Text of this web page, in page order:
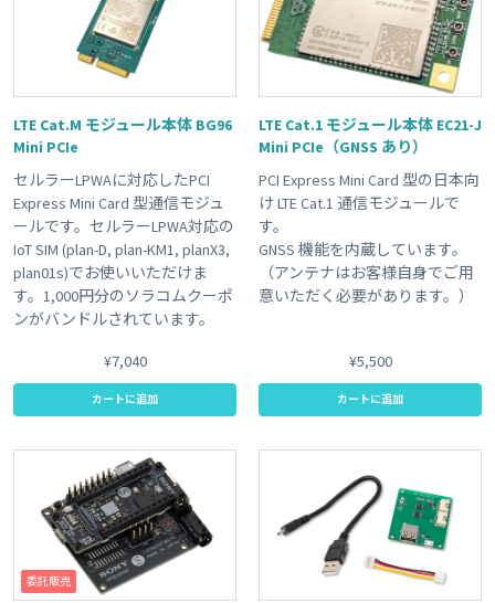
LTE Cat.M モジュール本体 BG96
Mini PCIe
セルラーLPWAに対応したPCI
Express Mini Card 型通信モジュ
ールです。セルラーLPWA対応の
IoT SIM (plan-D, plan-KM1, planX3,
plan01s)でお使いいただけま
す。1,000円分のソラコムクーポ
ンがバンドルされています。
¥7,040
カートに追加
LTE Cat.1 モジュール本体 EC21-J
Mini PCIe（GNSS あり）
PCI Express Mini Card 型の日本向
け LTE Cat.1 通信モジュールで
す。
GNSS 機能を内蔵しています。
（アンテナはお客様自身でご用
意いただく必要があります。）
¥5,500
カートに追加
委託販売